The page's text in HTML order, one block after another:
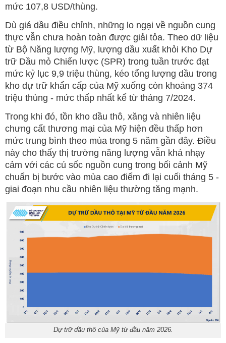
mức 107,8 USD/thùng.
Dù giá dầu điều chỉnh, những lo ngại về nguồn cung
thực vẫn chưa hoàn toàn được giải tỏa. Theo dữ liệu
từ Bộ Năng lượng Mỹ, lượng dầu xuất khỏi Kho Dự
trữ Dầu mỏ Chiến lược (SPR) trong tuần trước đạt
mức kỷ lục 9,9 triệu thùng, kéo tổng lượng dầu trong
kho dự trữ khẩn cấp của Mỹ xuống còn khoảng 374
triệu thùng - mức thấp nhất kể từ tháng 7/2024.
Trong khi đó, tồn kho dầu thô, xăng và nhiên liệu
chưng cất thương mại của Mỹ hiện đều thấp hơn
mức trung bình theo mùa trong 5 năm gần đây. Điều
này cho thấy thị trường năng lượng vẫn khá nhạy
cảm với các cú sốc nguồn cung trong bối cảnh Mỹ
chuẩn bị bước vào mùa cao điểm đi lại cuối tháng 5 -
giai đoạn nhu cầu nhiên liệu thường tăng mạnh.
Dự trữ dầu thô của Mỹ từ đầu năm 2026.